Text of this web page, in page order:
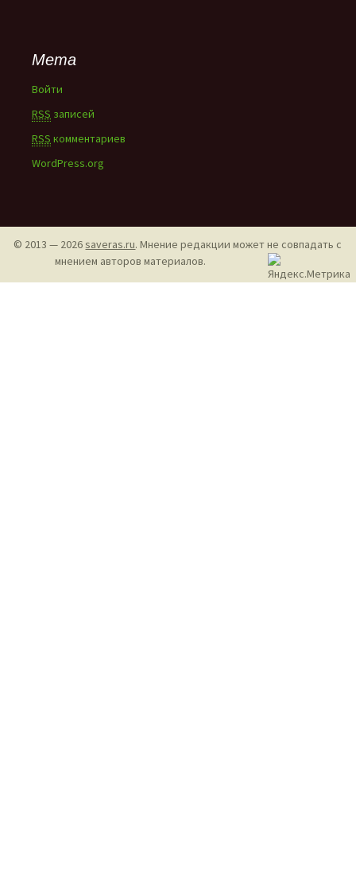
Мета
Войти
RSS записей
RSS комментариев
WordPress.org
© 2013 — 2026saveras.ru. Мнение редакции может не совпадать с
мнением авторов материалов.